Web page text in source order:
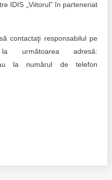
IDIS „Viitorul” în parteneriat
contactaţi responsabilul pe
următoarea adresă:
la numărul de telefon